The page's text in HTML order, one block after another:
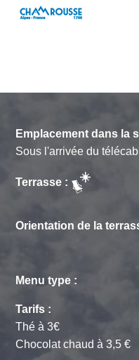
Emplacement dans la
Sous l'arrivée du
Terrasse :
Orientation de la
Menu type :
Tarifs :
Thé à 3€
Chocolat chaud à 3,5 €